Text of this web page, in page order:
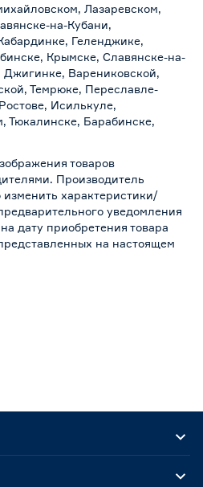
Лазаревском,
на-Кубани,
Геленджике,
Крымске, Славянске-на-
Джигинке, Варениковской,
Темрюке, Переславле-
Исилькуле,
Тюкалинске, Барабинске,
товаров
Производитель
изменить характеристики/
уведомления
дату приобретения товара
на настоящем